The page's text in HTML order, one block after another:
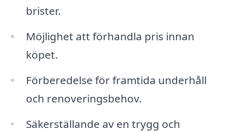
brister.
Möjlighet att förhandla pris innan
köpet.
Förberedelse för framtida underhåll
och renoveringsbehov.
Säkerställande av en trygg och